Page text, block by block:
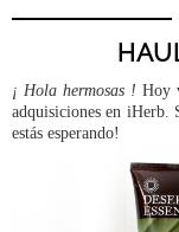
¡ Hola hermosas ! Hoy
adquisiciones en iHerb.
estás esperando!